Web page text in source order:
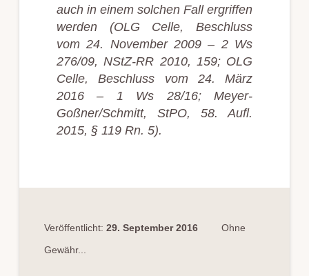
auch in einem solchen Fall ergriffen
werden (OLG Celle, Beschluss
vom 24. November 2009 – 2 Ws
276/09, NStZ-RR 2010, 159; OLG
Celle, Beschluss vom 24. März
2016 – 1 Ws 28/16; Meyer-
Goßner/Schmitt, StPO, 58. Aufl.
2015, § 119 Rn. 5).
Veröffentlicht: 29. September 2016
Ohne
Gewähr...